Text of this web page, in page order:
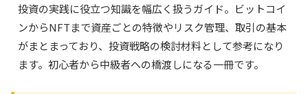
投資の実践に役立つ知識を幅広く扱うガイド。ビットコイ
ンからNFTまで資産ごとの特徴やリスク管理、取引の基本
がまとまっており、投資戦略の検討材料として参考になり
ます。初心者から中級者への橋渡しになる一冊です。